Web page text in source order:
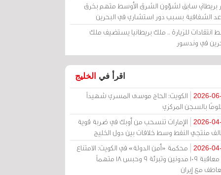
بريطاني سابق لشؤون الشرق الأوسط متهم بخرق
الشفافية بسبب دور استشاري في البحرين
انتقادات للزيارة .. ملك بريطانيا يستضيف ملك
في وندسور
اقرأ في الخليج
2026-
الكويت: الحاج موسى المسري شهيداً
بالسجن المركزي
2026-
الإمارات تنسحب من أوبك في ضربة قوية
منتجي النفط وسط خلافات بين دول الخليج
2026-
محكمة «أمن الدولة» في الكويت: الامتناع
عن معاقبة 109 مدونين وتبرئة 9 وحبس 18 متهماً
مع إيران